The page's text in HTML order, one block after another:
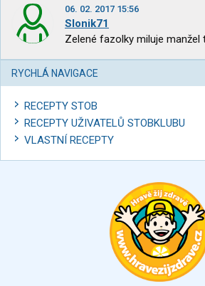
06. 02. 2017 15:56
Slonik71
Zelené fazolky miluje manžel
RYCHLÁ NAVIGACE
RECEPTY STOB
RECEPTY UŽIVATELŮ STOBKLUBU
VLASTNÍ RECEPTY